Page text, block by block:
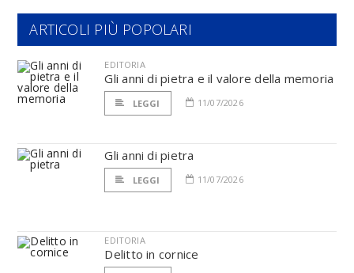
ARTICOLI PIÙ POPOLARI
EDITORIA
Gli anni di pietra e il valore della memoria
LEGGI 11/07/2026
Gli anni di pietra
LEGGI 11/07/2026
EDITORIA
Delitto in cornice